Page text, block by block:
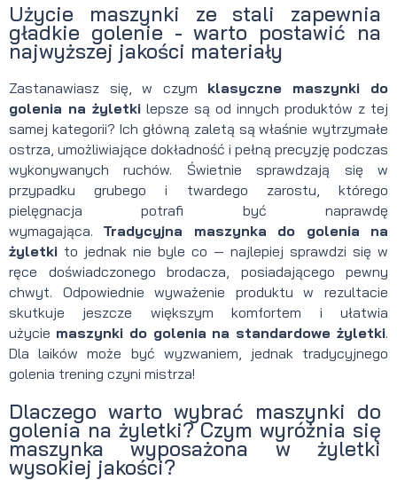
Użycie maszynki ze stali zapewnia
gładkie golenie - warto postawić na
najwyższej jakości materiały
Zastanawiasz się, w czym klasyczne
maszynki do
golenia na żyletki lepsze są od innych produktów z tej
samej kategorii? Ich główną zaletą są właśnie wytrzymałe
ostrza, umożliwiające dokładność i pełną precyzję podczas
wykonywanych ruchów. Świetnie sprawdzają się w
przypadku grubego i twardego zarostu, którego
pielęgnacja potrafi być naprawdę
wymagająca. Tradycyjna maszynka do golenia na
żyletki to jednak nie byle co — najlepiej sprawdzi się w
ręce doświadczonego brodacza, posiadającego pewny
chwyt. Odpowiednie wyważenie produktu w rezultacie
skutkuje jeszcze większym komfortem i ułatwia
użycie maszynki do golenia na standardowe żyletki.
Dla laików może być wyzwaniem, jednak tradycyjnego
golenia trening czyni mistrza!
Dlaczego warto wybrać maszynki do
golenia na żyletki? Czym wyróżnia się
maszynka wyposażona w żyletki
wysokiej jakości?